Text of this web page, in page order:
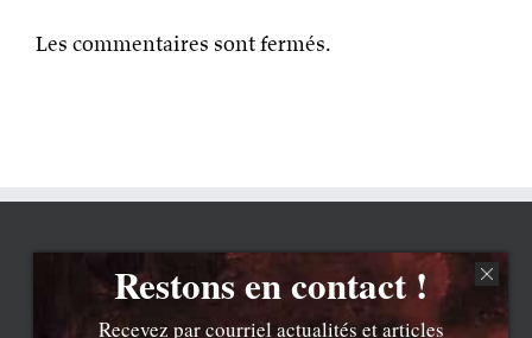
Les commentaires sont fermés.
Restons en contact !
Recevez par courriel actualités et articles